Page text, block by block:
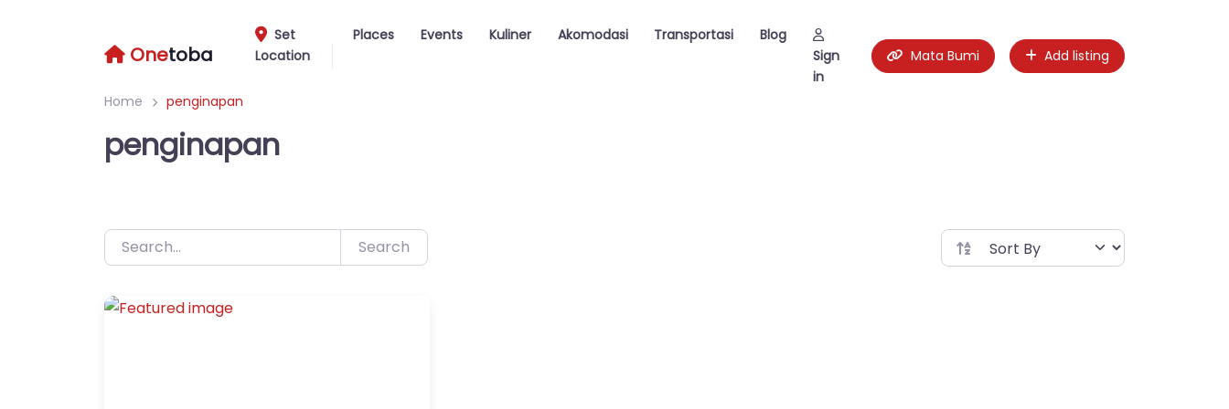
Onetoba
Set
Location
Places Events Kuliner Akomodasi Transportasi
Blog
Sign
in
Mata Bumi Add listing
Home penginapan
penginapan
Search